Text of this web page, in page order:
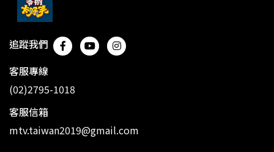
追蹤我們
客服專線
(02)2795-1018
客服信箱
mtv.taiwan2019@gmail.com